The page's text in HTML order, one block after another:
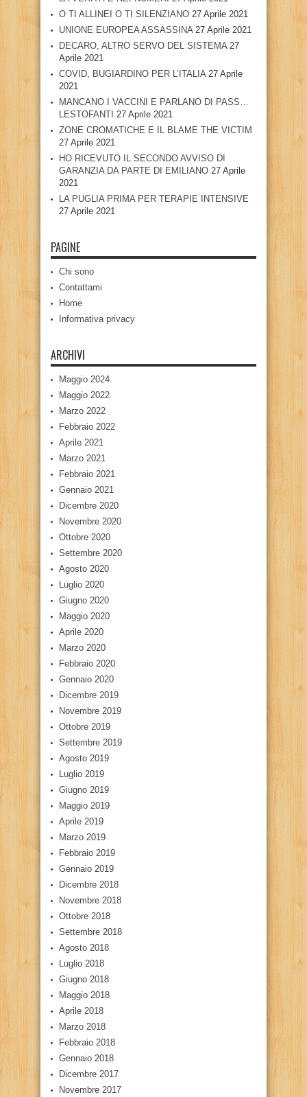
O TI ALLINEI O TI SILENZIANO 27 Aprile 2021
UNIONE EUROPEA ASSASSINA 27 Aprile 2021
DECARO, ALTRO SERVO DEL SISTEMA 27
Aprile 2021
COVID, BUGIARDINO PER L’ITALIA 27 Aprile
2021
MANCANO I VACCINI E PARLANO DI PASS…
LESTOFANTI 27 Aprile 2021
ZONE CROMATICHE E IL BLAME THE VICTIM
27 Aprile 2021
HO RICEVUTO IL SECONDO AVVISO DI
GARANZIA DA PARTE DI EMILIANO 27 Aprile
2021
LA PUGLIA PRIMA PER TERAPIE INTENSIVE
27 Aprile 2021
PAGINE
Chi sono
Contattami
Home
Informativa privacy
ARCHIVI
Maggio 2024
Maggio 2022
Marzo 2022
Febbraio 2022
Aprile 2021
Marzo 2021
Febbraio 2021
Gennaio 2021
Dicembre 2020
Novembre 2020
Ottobre 2020
Settembre 2020
Agosto 2020
Luglio 2020
Giugno 2020
Maggio 2020
Aprile 2020
Marzo 2020
Febbraio 2020
Gennaio 2020
Dicembre 2019
Novembre 2019
Ottobre 2019
Settembre 2019
Agosto 2019
Luglio 2019
Giugno 2019
Maggio 2019
Aprile 2019
Marzo 2019
Febbraio 2019
Gennaio 2019
Dicembre 2018
Novembre 2018
Ottobre 2018
Settembre 2018
Agosto 2018
Luglio 2018
Giugno 2018
Maggio 2018
Aprile 2018
Marzo 2018
Febbraio 2018
Gennaio 2018
Dicembre 2017
Novembre 2017